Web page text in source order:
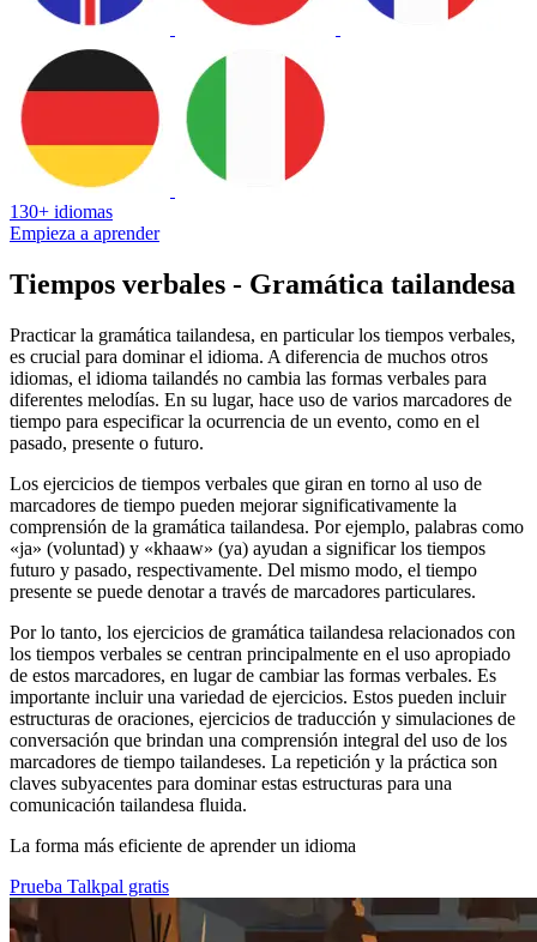
130+ idiomas
Empieza a aprender
Tiempos verbales - Gramática tailandesa
Practicar la gramática tailandesa, en particular los tiempos verbales,
es crucial para dominar el idioma. A diferencia de muchos otros
idiomas, el idioma tailandés no cambia las formas verbales para
diferentes melodías. En su lugar, hace uso de varios marcadores de
tiempo para especificar la ocurrencia de un evento, como en el
pasado, presente o futuro.
Los ejercicios de tiempos verbales que giran en torno al uso de
marcadores de tiempo pueden mejorar significativamente la
comprensión de la gramática tailandesa. Por ejemplo, palabras como
«ja» (voluntad) y «khaaw» (ya) ayudan a significar los tiempos
futuro y pasado, respectivamente. Del mismo modo, el tiempo
presente se puede denotar a través de marcadores particulares.
Por lo tanto, los ejercicios de gramática tailandesa relacionados con
los tiempos verbales se centran principalmente en el uso apropiado
de estos marcadores, en lugar de cambiar las formas verbales. Es
importante incluir una variedad de ejercicios. Estos pueden incluir
estructuras de oraciones, ejercicios de traducción y simulaciones de
conversación que brindan una comprensión integral del uso de los
marcadores de tiempo tailandeses. La repetición y la práctica son
claves subyacentes para dominar estas estructuras para una
comunicación tailandesa fluida.
La forma más eficiente de aprender un idioma
Prueba Talkpal gratis